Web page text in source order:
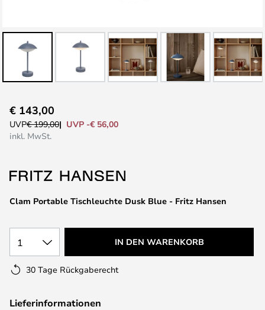
Anfang
der
Clam Portable Tischleuchte Dusk Blue - Fritz Hansen
€ 143,00
UVP€ 199,00
UVP -€ 56,00
inkl. MwSt.
1 IN DEN WARENKORB
30 Tage Rückgaberecht
Lieferinformationen